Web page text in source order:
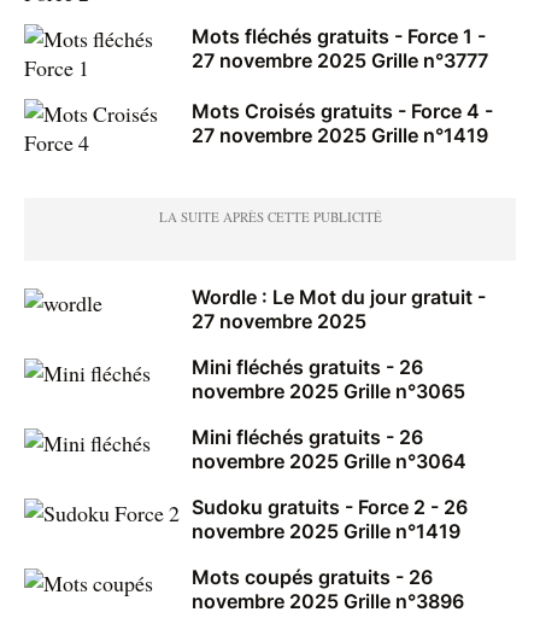
Mots fléchés gratuits - Force 1 -
27 novembre 2025 Grille n°3777
Mots Croisés gratuits - Force 4 -
27 novembre 2025 Grille n°1419
Wordle : Le Mot du jour gratuit -
27 novembre 2025
Mini fléchés gratuits - 26
novembre 2025 Grille n°3065
Mini fléchés gratuits - 26
novembre 2025 Grille n°3064
Sudoku gratuits - Force 2 - 26
novembre 2025 Grille n°1419
Mots coupés gratuits - 26
novembre 2025 Grille n°3896